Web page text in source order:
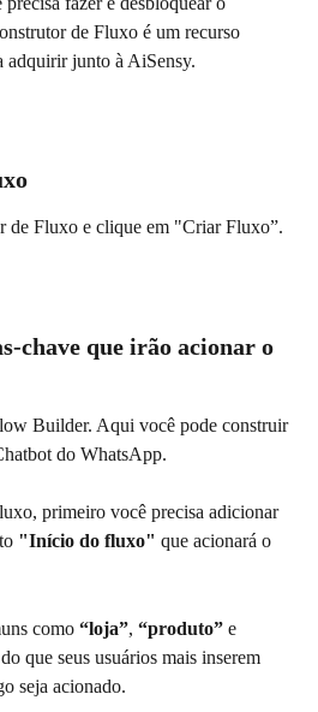
de Fluxo é um recurso
adquirir junto à AiSensy.
de Fluxo e clique em "Criar Fluxo”.
chave que irão acionar o
Builder. Aqui você pode construir
do WhatsApp.
primeiro você precisa adicionar
"Início do fluxo" que acionará o
como “loja”, “produto” e
que seus usuários mais inserem
seja acionado.